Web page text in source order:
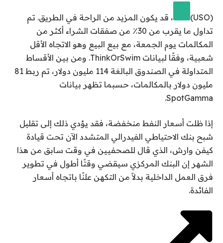
(USO)
، قد يكون المزيد من الراحة في الطريق. تم
تداول ما يقرب من 30٪ من صفقات الشراء أكثر من
المكالمات يوم الجمعة، مع بيع البيع وهو الاتجاه الأقل
شعبية، وفقًا لبيانات ThinkOrSwim. ومن بين الأقساط
المتداولة في الصندوق البالغة 114 مليون دولار، تم ربط 81
مليون دولار بالمكالمات، حسبما تظهر بيانات
SpotGamma.
إذا ظلت أسعار النفط منخفضة، فقد يؤدي ذلك إلى تقليل
شبح بنك الاحتياطي الفيدرالي المتشدد الآن تحت قيادة
كيفن وارش، الذي قال للصحفيين في وقت سابق من هذا
الشهر إن البنك المركزي سيقضي وقتًا أطول في تطوير
فرق العمل الداخلية بدلاً من التكهن علنًا باتجاه أسعار
الفائدة.